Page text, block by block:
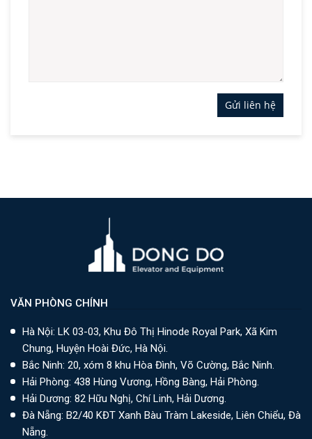
Gửi liên hệ
VĂN PHÒNG CHÍNH
Hà Nội: LK 03-03, Khu Đô Thị Hinode Royal Park, Xã Kim
Chung, Huyện Hoài Đức, Hà Nội.
Bắc Ninh: 20, xóm 8 khu Hòa Đình, Võ Cường, Bắc Ninh.
Hải Phòng: 438 Hùng Vương, Hồng Bàng, Hải Phòng.
Hải Dương: 82 Hữu Nghị, Chí Linh, Hải Dương.
Đà Nẵng: B2/40 KĐT Xanh Bàu Tràm Lakeside, Liên Chiểu, Đà
Nẵng.